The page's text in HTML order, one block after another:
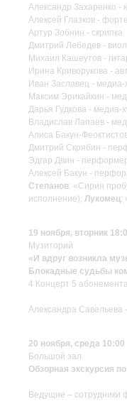
Александр Захаренко -
Алексей Глазков -
Артур Зобнин - скрипка
Дмитрий Лебедев -
Михаил Кашеутов -
Ирина Криворукова -
Иван Заславец -
Максим Эрикайкин -
Дарья Гудкова - медиа-
Владислав Лапаев -
Алиса Бакун-
Дмитрий Скрябин -
Эдгар Двин -
Алексей Бакун -
Степанов: «Сирин
исполнение); Лукомец:
19 ноября, вторник
Музиторий
«И вдруг возникла
Блокадные судьбы
4 Концерт 5
Александра Савельева
20 ноября, среда 10:00
Большой зал
Обзорная экскурсия
Ведущие – сотрудники